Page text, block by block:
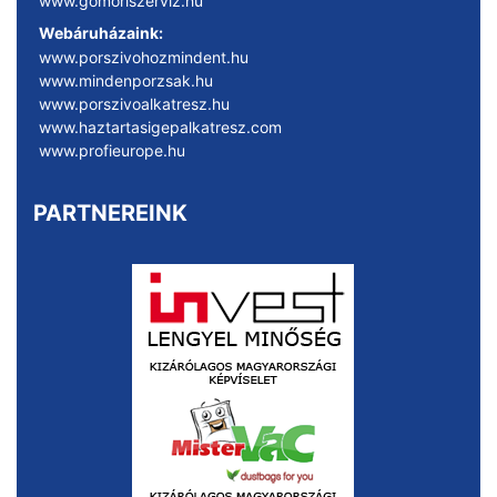
Webáruházaink:
www.porszivohozmindent.hu
www.mindenporzsak.hu
www.porszivoalkatresz.hu
www.haztartasigepalkatresz.com
www.profieurope.hu
PARTNEREINK